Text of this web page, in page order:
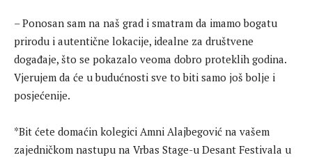
– Ponosan sam na naš grad i smatram da imamo bogatu
prirodu i autentične lokacije, idealne za društvene
događaje, što se pokazalo veoma dobro proteklih godina.
Vjerujem da će u budućnosti sve to biti samo još bolje i
posjećenije.
*Bit ćete domaćin kolegici Amni Alajbegović na vašem
zajedničkom nastupu na Vrbas Stage-u Desant Festivala u